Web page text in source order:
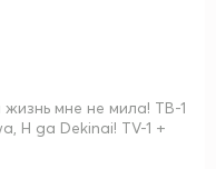
мне не мила! ТВ-1
H ga Dekinai! TV-1 +